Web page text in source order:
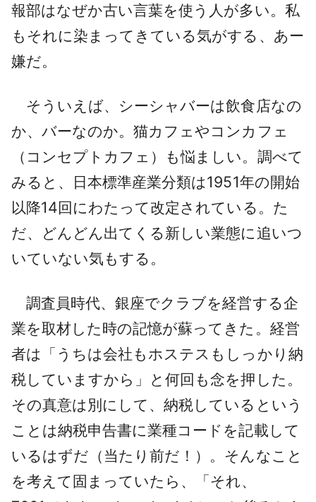
報部はなぜか古い言葉を使う人が多い。私
もそれに染まってきている気がする、あー
嫌だ。
そういえば、シーシャバーは飲食店なの
か、バーなのか。猫カフェやコンカフェ
（コンセプトカフェ）も悩ましい。調べて
みると、日本標準産業分類は1951年の開始
以降14回にわたって改定されている。た
だ、どんどん出てくる新しい業態に追いつ
いていない気もする。
調査員時代、銀座でクラブを経営する企
業を取材した時の記憶が蘇ってきた。経営
者は「うちは会社もホステスもしっかり納
税していますから」と何回も念を押した。
その真意は別にして、納税しているという
ことは納税申告書に業種コードを記載して
いるはずだ（当たり前だ！）。そんなこと
を考えて固まっていたら、「それ、